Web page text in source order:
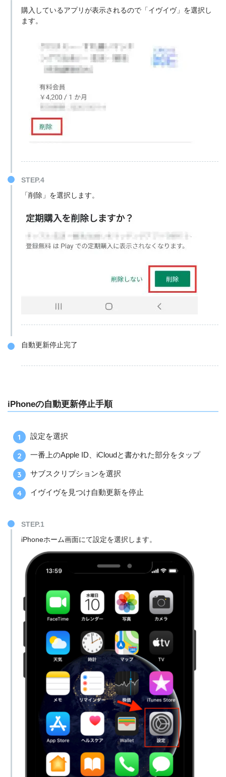
購入しているアプリが表示されるので「イヴイヴ」を選択し
ます。
STEP.4
「削除」を選択します。
自動更新停止完了
iPhoneの自動更新停止手順
設定を選択
一番上のApple ID、iCloudと書かれた部分をタップ
サブスクリプションを選択
イヴイヴを見つけ自動更新を停止
STEP.1
iPhoneホーム画面にて設定を選択します。